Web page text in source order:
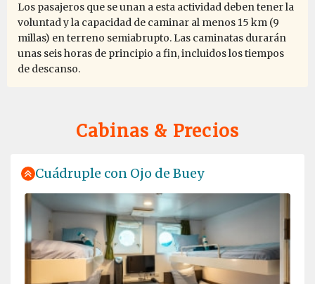
Los pasajeros que se unan a esta actividad deben tener la
voluntad y la capacidad de caminar al menos 15 km (9
millas) en terreno semiabrupto. Las caminatas durarán
unas seis horas de principio a fin, incluidos los tiempos
de descanso.
Cabinas & Precios
Cuádruple con Ojo de Buey